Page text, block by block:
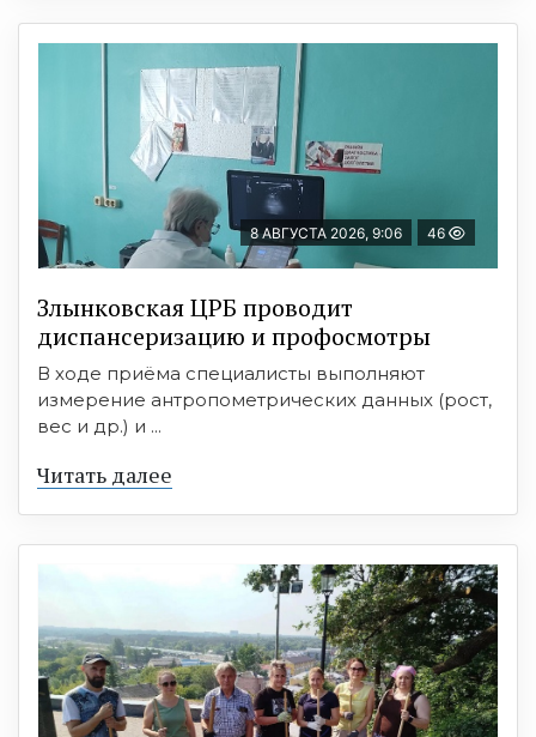
8 АВГУСТА 2026, 9:06 46
Злынковская ЦРБ проводит
диспансеризацию и профосмотры
В ходе приёма специалисты выполняют
измерение антропометрических данных (рост,
вес и др.) и ...
Читать далее